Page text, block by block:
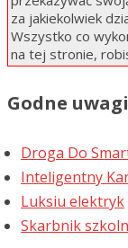
za jakiekolwiek
Wszystko co
na tej stronie,
Godne uwagi
Droga Do
Inteligentny
Luksiu elektryk
Skarbnik